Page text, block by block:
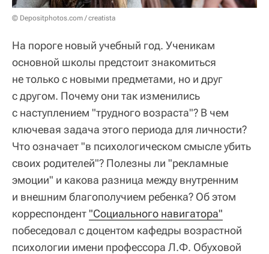
© Depositphotos.com / creatista
На пороге новый учебный год. Ученикам
основной школы предстоит знакомиться
не только с новыми предметами, но и друг
с другом. Почему они так изменились
с наступлением "трудного возраста"? В чем
ключевая задача этого периода для личности?
Что означает "в психологическом смысле убить
своих родителей"? Полезны ли "рекламные
эмоции" и какова разница между внутренним
и внешним благополучием ребенка? Об этом
корреспондент"Социального навигатора"
побеседовал с доцентом кафедры возрастной
психологии имени профессора Л.Ф. Обуховой